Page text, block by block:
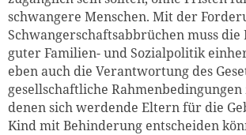
schwangere Menschen. Mit der
Schwangerschaftsabbrüchen muss
guter Familien- und Sozialpolitik
eben auch die Verantwortung des
gesellschaftliche
denen sich werdende Eltern für die
Kind mit Behinderung entscheiden